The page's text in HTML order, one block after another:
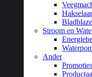
Stroom en
Ander
Promoties